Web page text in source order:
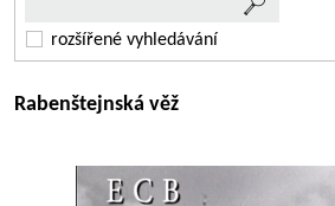
rozšířené vyhledávání
Rabenštejnská věž